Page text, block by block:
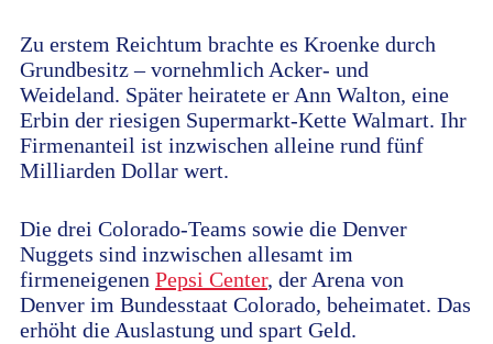
Zu erstem Reichtum brachte es Kroenke durch
Grundbesitz – vornehmlich Acker- und
Weideland. Später heiratete er Ann Walton, eine
Erbin der riesigen Supermarkt-Kette Walmart. Ihr
Firmenanteil ist inzwischen alleine rund fünf
Milliarden Dollar wert.
Die drei Colorado-Teams sowie die Denver
Nuggets sind inzwischen allesamt im
firmeneigenen Pepsi Center, der Arena von
Denver im Bundesstaat Colorado, beheimatet. Das
erhöht die Auslastung und spart Geld.